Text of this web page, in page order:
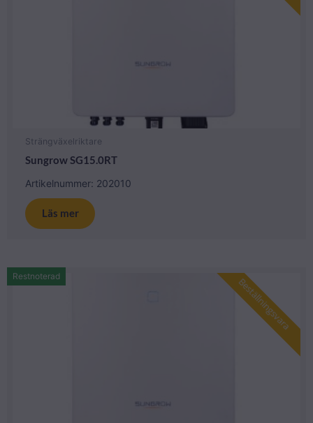
Strängväxelriktare
Sungrow SG15.0RT
Artikelnummer: 202010
Läs mer
Beställningsvara
Restnoterad